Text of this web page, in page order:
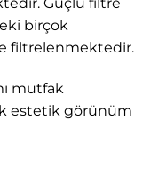
Güçlü filtre
birçok
filtrelenmektedir.
mutfak
estetik görünüm